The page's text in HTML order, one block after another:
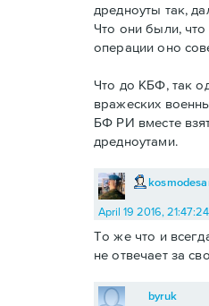
дредноуты так,
Что они были, что
операции оно
Что до КБФ, так
вражеских
БФ РИ вместе
дредноутами.
April 19 2016,
То же что и
не отвечает за
byruk